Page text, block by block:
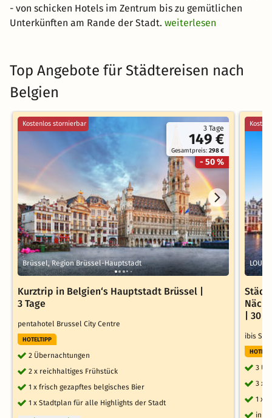
- von schicken Hotels im Zentrum bis zu gemütlichen
Unterkünften am Rande der Stadt. weiterlesen
Top Angebote für Städtereisen nach
Belgien
3 Tage
149 €
Gesamtpreis:298 €
- 50 %
Kostenlos stornierbar
Brüssel, Region Brüssel-Hauptstadt
Kurztrip in Belgien‘s Hauptstadt Brüssel |
3 Tage
pentahotel Brussel City Centre
HOTELTIPP
2 Übernachtungen
2 x reichhaltiges Frühstück
1 x frisch gezapftes belgisches Bier
1 x Stadtplan für alle Highlights der Stadt
| 30
ibis
3
3 x
1 x
inkl.